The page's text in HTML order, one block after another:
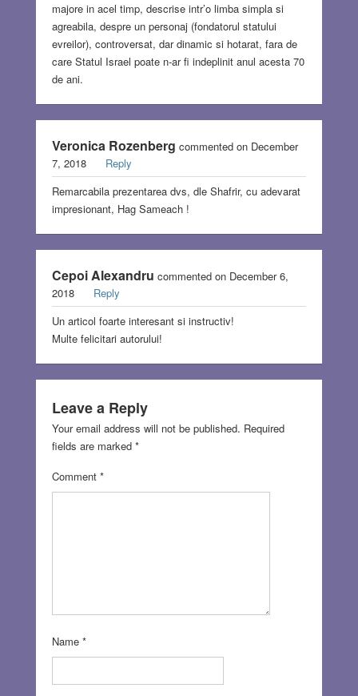
majore in acel timp, descrise intr’o limba simpla si
agreabila, despre un personaj (fondatorul statului
evreilor), controversat, dar dinamic si hotarat, fara de
care Statul Israel poate n-ar fi indeplinit anul acesta 70
de ani.
Veronica Rozenberg commented on December
7, 2018
Reply
Remarcabila prezentarea dvs, dle Shafrir, cu adevarat
impresionant, Hag Sameach !
Cepoi Alexandru commented on December 6,
2018
Reply
Un articol foarte interesant si instructiv!
Multe felicitari autorului!
Leave a Reply
Your email address will not be published. Required
fields are marked *
Comment *
Name *